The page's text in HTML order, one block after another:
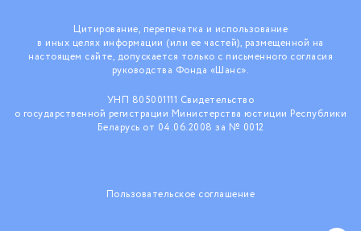
Цитирование, перепечатка и использование
в иных целях информации (или ее частей), размещенной на
настоящем сайте, допускается только с письменного согласия
руководства Фонда «Шанс».
УНП 805001111 Свидетельство
о государственной регистрации Министерства юстиции Республики
Беларусь от 04.06.2008 за № 0012
Пользовательское соглашение